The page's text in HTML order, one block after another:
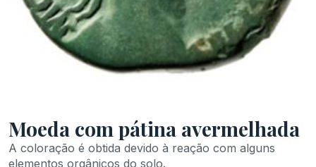
Moeda com pátina avermelhada
A coloração é obtida devido à reação com alguns
elementos orgânicos do solo.